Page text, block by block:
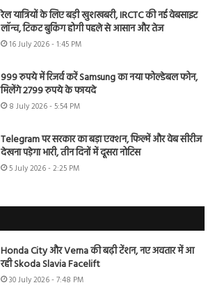
रेल यात्रियों के लिए बड़ी खुशखबरी, IRCTC की नई वेबसाइट
लॉन्च, टिकट बुकिंग होगी पहले से आसान और तेज
16 July 2026 - 1:45 PM
999 रुपये में रिजर्व करें Samsung का नया फोल्डेबल फोन,
मिलेंगे 2799 रुपये के फायदे
8 July 2026 - 5:54 PM
Telegram पर सरकार का बड़ा एक्शन, फिल्में और वेब सीरीज
देखना पड़ेगा भारी, तीन दिनों में दूसरा नोटिस
5 July 2026 - 2:25 PM
Honda City और Verna की बढ़ी टेंशन, नए अवतार में आ
रही Skoda Slavia Facelift
30 July 2026 - 7:48 PM